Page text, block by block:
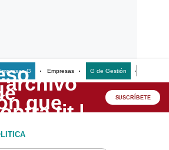
G Empresas G de Gestión
SUSCRÍBETE